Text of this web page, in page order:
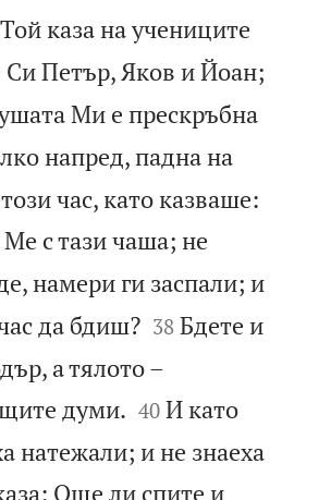
каза на учениците
Си Петър, Яков и Йоан;
Ми е прескръбна
напред, падна на
час, като казваше:
с тази чаша; не
намери ги заспали; и
да бдиш?
38 Бдете и
а тялото –
думи.
40 И като
натежали; и не знаеха
Още ли спите и